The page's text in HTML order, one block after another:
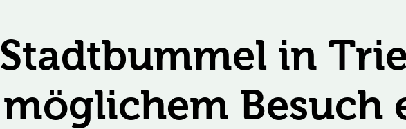
Stadtbummel in
möglichem Besuch